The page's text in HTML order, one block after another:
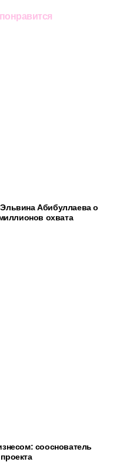
Абибуллаева о
охвата
сооснователь